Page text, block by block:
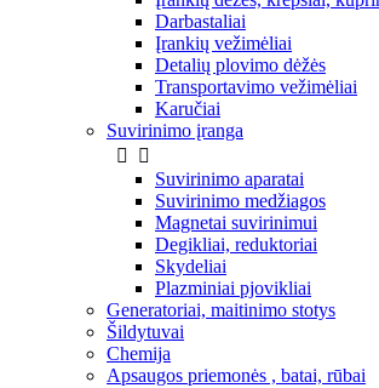
Darbastaliai
Įrankių vežimėliai
Detalių plovimo dėžės
Transportavimo vežimėliai
Karučiai
Suvirinimo įranga


Suvirinimo aparatai
Suvirinimo medžiagos
Magnetai suvirinimui
Degikliai, reduktoriai
Skydeliai
Plazminiai pjovikliai
Generatoriai, maitinimo stotys
Šildytuvai
Chemija
Apsaugos priemonės , batai, rūbai